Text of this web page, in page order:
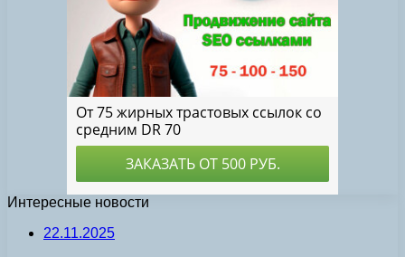
Интересные новости
22.11.2025